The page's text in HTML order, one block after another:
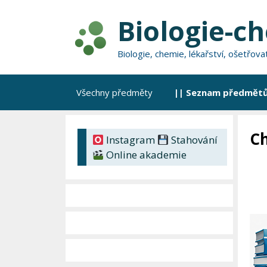
Biologie-
Biologie, chemie, lékařství,
Všechny předměty || Seznam
Instagram
Stahování
Online akademie